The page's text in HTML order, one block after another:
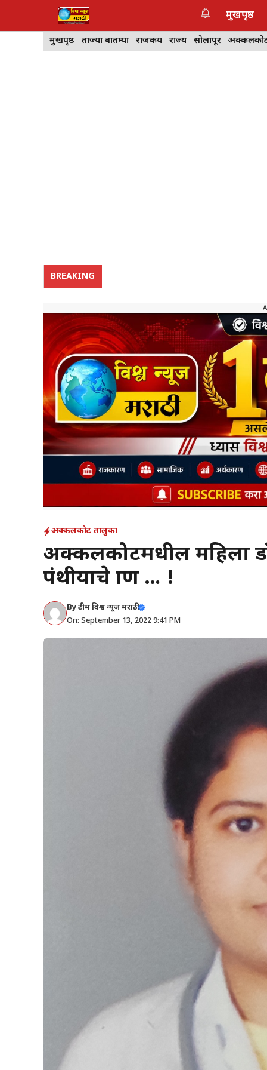
मुखपृष्ठ
मुखपृष्ठ ताज्या बातम्या राजकीय राज्य सोलापूर
BREAKING
---
अक्कलकोट तालुका
अक्कलकोटमधील महिला
पंथीयाचे प्राण … !
Byटीम विश्व न्यूज मराठी
On: September 13, 2022 9:41 PM